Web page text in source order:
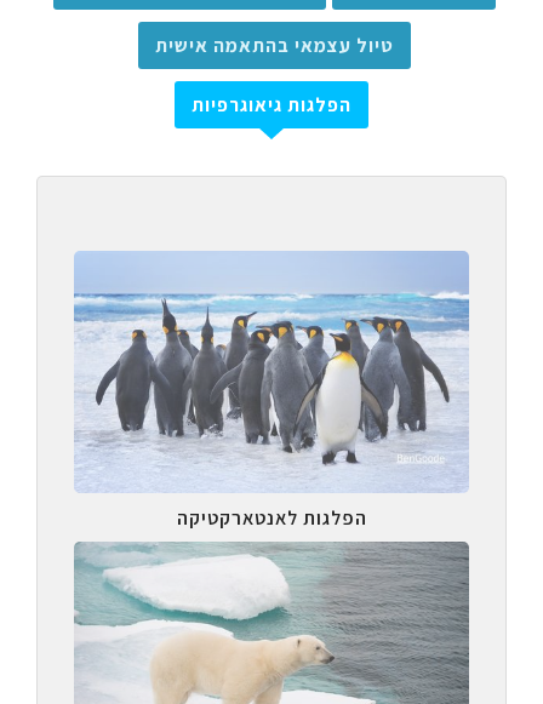
טיול עצמאי בהתאמה אישית
הפלגות גיאוגרפיות
הפלגות לאנטארקטיקה